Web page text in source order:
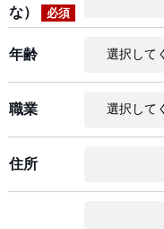
な）
必須
年齢
職業
住所